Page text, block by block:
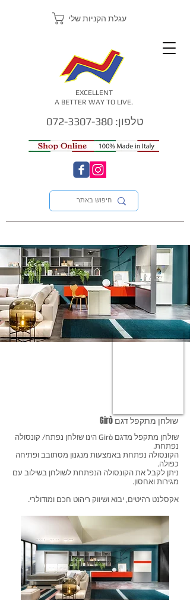
טלפון: 072-3307-380
עגלת הקניות שלי
EXCELLENT
A BETTER WAY TO LIVE.
שולחן מתקפל דגם Girò
שולחן מתקפל מדגם Girò הינו שולחן נפתח/ קונסולה
נפתחת.
הקונסולה נפתחת באמצעות מנגנון מסתובב ופתיחה
כפולה.
ניתן לקבל את הקונסולה הנפתחת לשולחן בשילוב עם
מגירות ואחסון.
אקסלנט רהיטים, יבוא ושיווק ריהוט חכם ומודולרי.